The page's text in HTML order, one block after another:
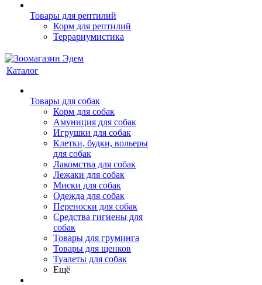
Товары для рептилий
Корм для рептилий
Террариумистика
Каталог
Товары для собак
Корм для собак
Амуниция для собак
Игрушки для собак
Клетки, будки, вольеры
для собак
Лакомства для собак
Лежаки для собак
Миски для собак
Одежда для собак
Переноски для собак
Средства гигиены для
собак
Товары для груминга
Товары для щенков
Туалеты для собак
Ещё